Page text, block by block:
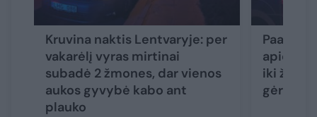
Kruvina naktis Lentvaryje: per
vakarėlį vyras mirtinai
subadė 2 žmones, dar vienos
aukos gyvybė kabo ant
plauko
apie
iki
gėrė 4